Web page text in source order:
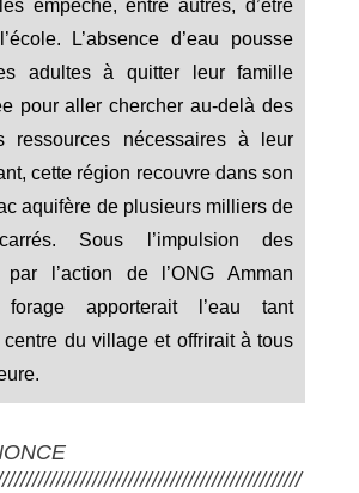
empêche, entre autres, d’être
L’absence d’eau pousse
adultes à quitter leur famille
pour aller chercher au-delà des
ressources nécessaires à leur
cette région recouvre dans son
aquifère de plusieurs milliers de
Sous l’impulsion des
l’action de l’ONG Amman
apporterait l’eau tant
du village et offrirait à tous